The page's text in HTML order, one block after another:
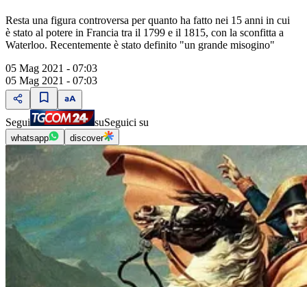
Resta una figura controversa per quanto ha fatto nei 15 anni in cui
è stato al potere in Francia tra il 1799 e il 1815, con la sconfitta a
Waterloo. Recentemente è stato definito "un grande misogino"
05 Mag 2021 - 07:03
05 Mag 2021 - 07:03
Segui suSeguici su
whatsapp discover